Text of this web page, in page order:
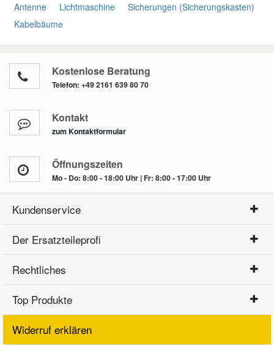
Antenne
Lichtmaschine
Sicherungen (Sicherungskasten)
Kabelbäume
Kostenlose Beratung
Telefon: +49 2161 639 80 70
Kontakt
zum Kontaktformular
Öffnungszeiten
Mo - Do: 8:00 - 18:00 Uhr | Fr: 8:00 - 17:00 Uhr
Kundenservice
Der Ersatzteileprofi
Rechtliches
Top Produkte
Widerruf erklären